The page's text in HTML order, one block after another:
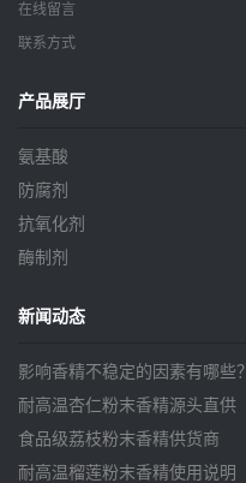
在线留言
联系方式
产品展厅
氨基酸
防腐剂
抗氧化剂
酶制剂
新闻动态
影响香精不稳定的因素有哪些？
耐高温杏仁粉末香精源头直供
食品级荔枝粉末香精供货商
耐高温榴莲粉末香精使用说明